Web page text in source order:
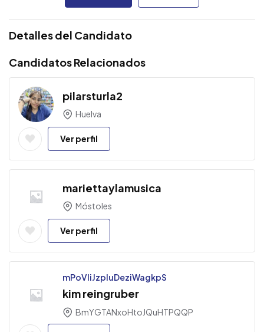
Detalles del Candidato
Candidatos Relacionados
pilarsturla2
Huelva
Ver perfil
mariettaylamusica
Móstoles
Ver perfil
mPoVliJzpluDeziWagkpS
kim reingruber
BmYGTANxoHtoJQuHTPQQP